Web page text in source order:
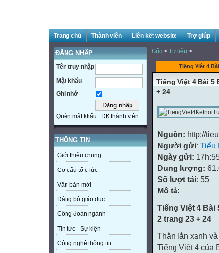
Trang chủ Thành viên Liên kết website Trợ giúp
ĐĂNG NHẬP
Tên truy nhập
Mật khẩu
Ghi nhớ
Quên mật khẩu ĐK thành viên
THÔNG TIN
Giới thiệu chung
Cơ cấu tổ chức
Văn bản mới
Đảng bộ giáo dục
Công đoàn ngành
Tin tức - Sự kiện
Công nghệ thông tin
Gốc > Tư liệu >
Tiếng Việt 4
Tiếng Việt 4 Bài 5
+ 24
Nguồn: http://
Người gửi: Tiểu
Ngày gửi:
Dung lượng:
Số lượt tải: 55
Mô tả:
Tiếng Việt 4
2 trang 23 + 24
Thằn lằn xanh
Tiếng Việt 4 của